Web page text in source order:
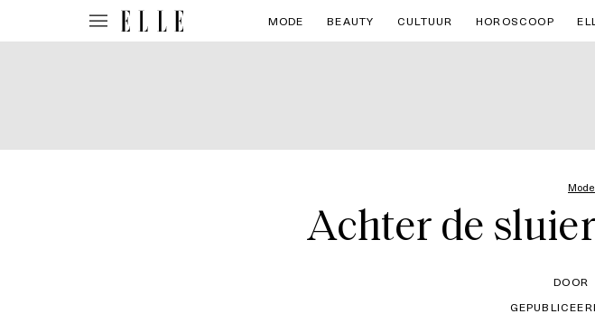
MODE BEAUTY CULTUUR HOROSCOOP
Mode
Achter de
DOOR